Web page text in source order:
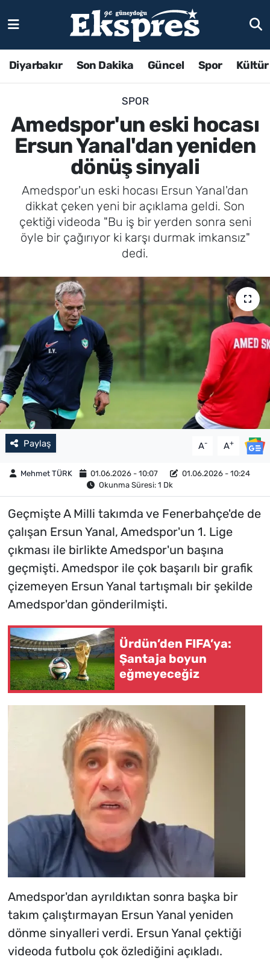
Diyarbakır Son Dakika Güncel Spor
SPOR
Amedspor'un eski hocası
Ersun Yanal'dan yeniden
dönüş sinyali
Amedspor'un eski hocası Ersun Yanal'dan
dikkat çeken yeni bir açıklama geldi. Son
çektiği videoda "Bu iş bir yerden sonra seni
öyle bir çağırıyor ki karşı durmak imkansız"
dedi.
Paylaş A- A+
Mehmet TÜRK 01.06.2026 - 10:07
01.06.2026 - 10:24
Okunma Süresi: 1 Dk
Geçmişte A Milli takımda ve Fenerbahçe'de de
çalışan Ersun Yanal, Amedspor'un 1. Lige
çıkması ile birlikte Amedspor'un başına
geçmişti. Amedspor ile çok başarılı bir grafik
çizemeyen Ersun Yanal tartışmalı bir şekilde
Amedspor'dan gönderilmişti.
Ürdün’den FIFA’ya:
Şantaja boyun
eğmeyeceğiz
Amedspor'dan ayrıldıktan sonra başka bir
takım çalıştırmayan Ersun Yanal yeniden
dönme sinyalleri verdi. Ersun Yanal çektiği
videoda futbolu çok özlediğini açıkladı.